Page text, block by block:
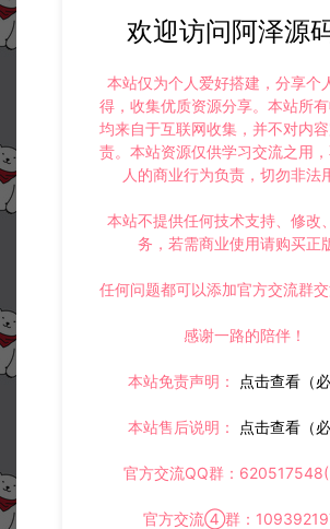
欢迎访问阿泽源
本站仅为个人爱好搭建，分享个
得，收集优质资源分享。本站所
均来自于互联网收集，并不对内
责。本站资源仅供学习交流之用
人的商业行为负责，切勿非法
本站不提供任何技术支持、修改
务，若需商业使用请购买正
任何问题都可以添加官方交流群交
感谢一路的陪伴！
本站免责声明： 点击查看（必
本站售后说明： 点击查看（必
官方交流QQ群：
官方交流④群：